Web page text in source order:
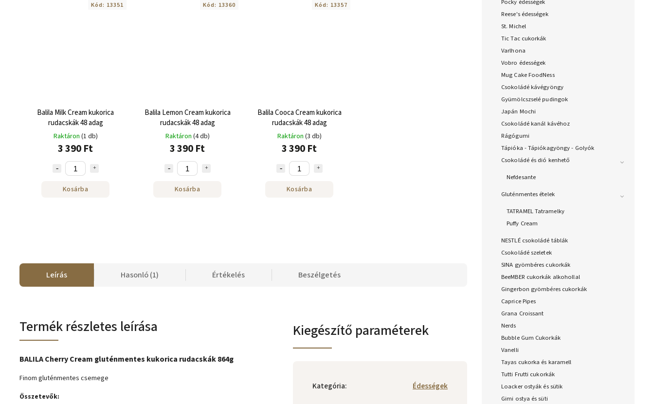
Pocky édességek
Reese's édességek
St. Michel
Tic Tac cukorkák
Varlhona
Vobro édességek
Mug Cake FoodNess
Csokoládé kávégyöngy
Gyümölcszselé pudingok
Japán Mochi
Csokoládé kanál kávéhoz
Rágógumi
Tápióka - Tápiókagyöngy - Golyók
Csokoládé és dió kenhető
Nefdesante
Gluténmentes ételek
TATRAMEL Tatramelky
Puffy Cream
NESTLÉ csokoládé táblák
Csokoládé szeletek
SINA gyömbéres cukorkák
BeeMBER cukorkák alkohollal
Gingerbon gyömbéres cukorkák
Caprice Pipes
Grana Croissant
Nerds
Bubble Gum Cukorkák
Vanelli
Tayas cukorka és karamell
Tutti Frutti cukorkák
Loacker ostyák és sütik
Gimi ostya és süti
Balila Milk Cream kukorica
rudacskák 48 adag
Raktáron (1 db)
3 390 Ft
Kosárba
Kód: 13351
Balila Lemon Cream kukorica
rudacskák 48 adag
Raktáron (4 db)
3 390 Ft
Kosárba
Kód: 13360
Balila Cooca Cream kukorica
rudacskák 48 adag
Raktáron (3 db)
3 390 Ft
Kosárba
Kód: 13357
Leírás Hasonló (1) Értékelés Beszélgetés
Termék részletes leírása
BALILA Cherry Cream gluténmentes kukorica rudacskák 864g
Finom gluténmentes csemege
Összetevők:
Kiegészítő paraméterek
Kategória: Édességek